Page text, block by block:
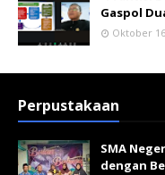
Gaspol
Oktober
Perpustakaan
SMA
dengan